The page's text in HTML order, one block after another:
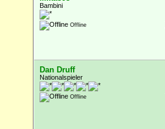
Bambini
Offline
Dan Druff
Nationalspieler
Offline